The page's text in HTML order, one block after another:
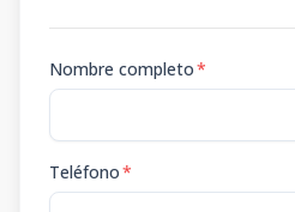
Nombre completo*
Teléfono*